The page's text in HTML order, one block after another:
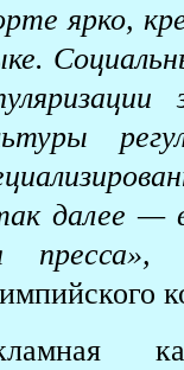
ярко,
далее —